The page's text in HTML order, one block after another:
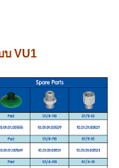
บ VU1